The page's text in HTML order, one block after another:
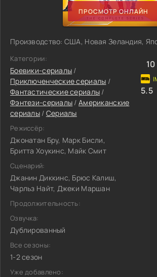
ПРОСМОТР ОНЛАЙН
Производство: США, Новая Зеландия,
Категории:
Боевики-сериалы /
Приключенческие сериалы /
Фантастические сериалы /
Фэнтези-сериалы /Американские
сериалы/ Сериалы
Режиссёр:
Джонатан Бру, Марк Бисли,
Бритта Хоукинс, Майк Смит
Сценарий:
Джанин Диккинс, Брюс Калиш,
Чарльз Найт, Джеки Маршан
Продолжительность:
Озвучка:
Дублированный
Все сезоны:
1-2 сезон
Уже добавлено:
10
5.5